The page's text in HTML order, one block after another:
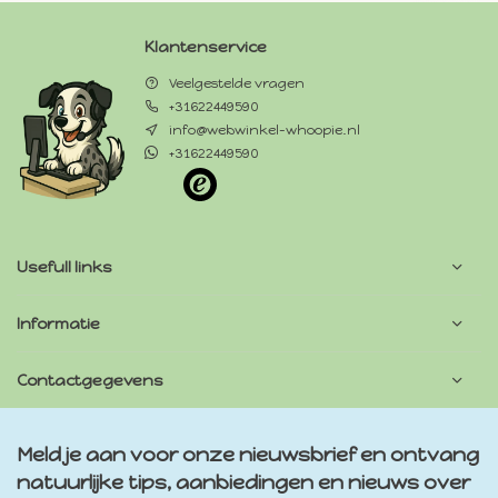
Klantenservice
Veelgestelde vragen
+31622449590
info@webwinkel-whoopie.nl
+31622449590
Usefull links
Informatie
Contactgegevens
Meld je aan voor onze nieuwsbrief en ontvang
natuurlijke tips, aanbiedingen en nieuws over